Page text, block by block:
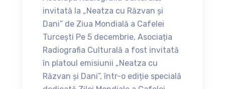
invitată la „Neatza cu Răzvan și
Dani” de Ziua Mondială a Cafelei
Turcești Pe 5 decembrie, Asociația
Radiografia Culturală a fost invitată
în platoul emisiunii „Neatza cu
Răzvan și Dani”, într-o ediție specială